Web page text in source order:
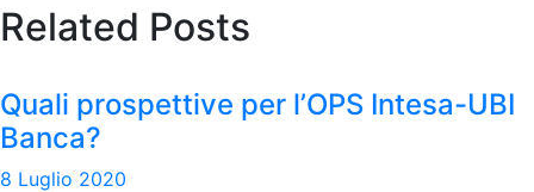
Related Posts
Quali prospettive per l’OPS Intesa-UBI
Banca?
8 Luglio 2020